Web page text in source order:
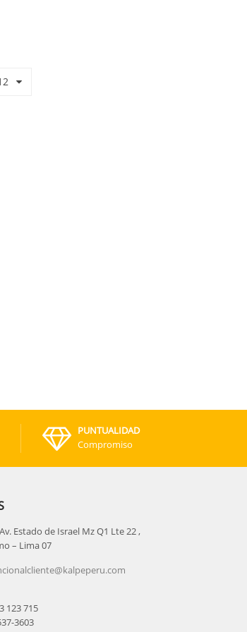
PUNTUALIDAD
Compromiso
Estado de Israel Mz Q1 Lte 22 ,
– Lima 07
123 715
3603